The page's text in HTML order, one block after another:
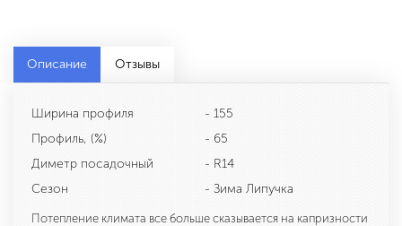
Описание Отзывы
Ширина профиля
Профиль, (%)
Диметр посадочный
Сезон
- 155
- 65
- R14
- Зима Липучка
Потепление климата все больше сказывается на капризности